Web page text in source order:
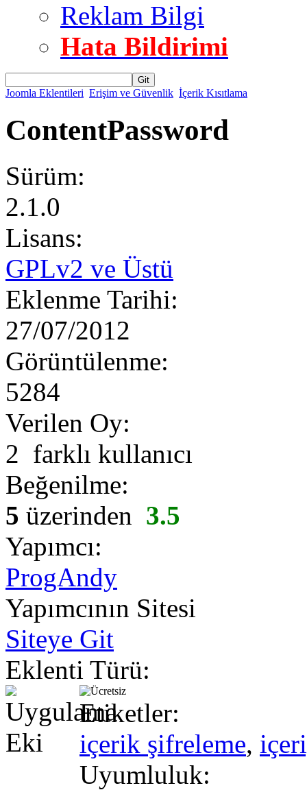
Reklam Bilgi
Hata Bildirimi
Git
Joomla Eklentileri Erişim ve Güvenlik İçerik Kısıtlama
ContentPassword
Sürüm:
2.1.0
Lisans:
GPLv2 ve Üstü
Eklenme Tarihi:
27/07/2012
Görüntülenme:
5284
Verilen Oy:
2 farklı kullanıcı
Beğenilme:
5 üzerinden 3.5
Yapımcı:
ProgAndy
Yapımcının Sitesi
Siteye Git
Eklenti Türü:
Etiketler:
içerik şifreleme,
Uyumluluk: